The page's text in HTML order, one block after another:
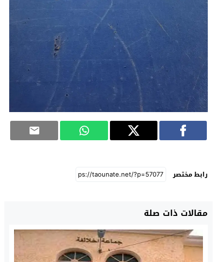
رابط مختصر
مقالات ذات صلة